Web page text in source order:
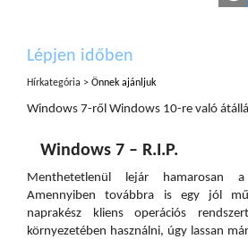
Lépjen időben
Hírkategória > Önnek ajánljuk
Windows 7-ről Windows 10-re való
Windows 7 – R.I.P.
Menthetetlenül lejár hamarosan
Amennyiben továbbra is egy jól
naprakész kliens operációs
környezetében használni, úgy lassan